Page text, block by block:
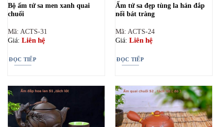
Bộ ấm tử sa men xanh quai
chuối
Mã: ACTS-31
Giá: Liên hệ
ĐỌC TIẾP
Ấm tử sa đẹp tùng la hán đắp
nổi bát tràng
Mã: ACTS-24
Giá: Liên hệ
ĐỌC TIẾP